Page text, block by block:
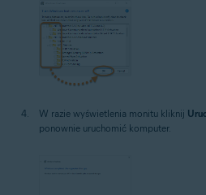
W razie wyświetlenia monitu kliknij
ponownie uruchomić komputer.